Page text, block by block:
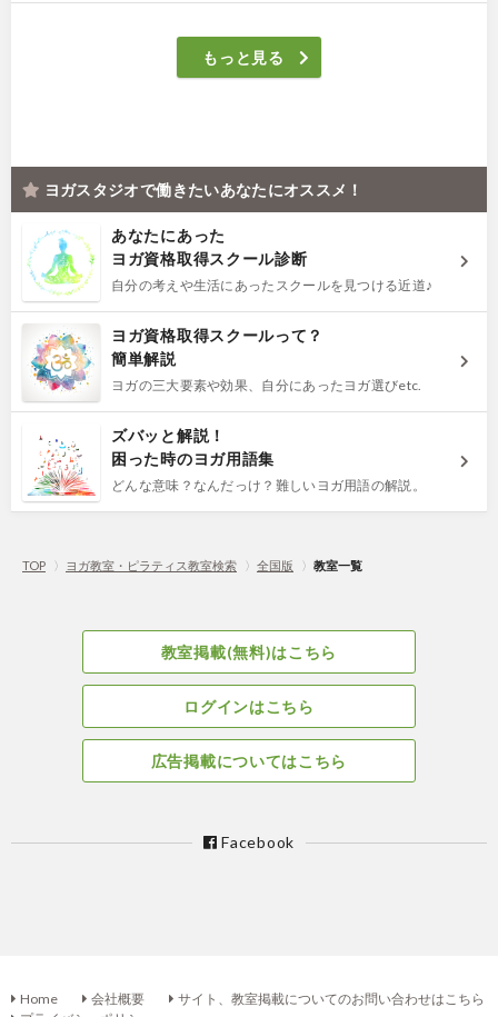
もっと見る
ヨガスタジオで働きたいあなたにオススメ！
あなたにあった
ヨガ資格取得スクール診断
自分の考えや生活にあったスクールを見つける近道♪
ヨガ資格取得スクールって？
簡単解説
ヨガの三大要素や効果、自分にあったヨガ選びetc.
ズバッと解説！
困った時のヨガ用語集
どんな意味？なんだっけ？難しいヨガ用語の解説。
TOP 〉 ヨガ教室・ピラティス教室検索 〉 全国版 〉 教室一覧
教室掲載(無料)はこちら
ログインはこちら
広告掲載についてはこちら
Facebook
Home 会社概要
サイト、教室掲載についてのお問い合わせはこちら